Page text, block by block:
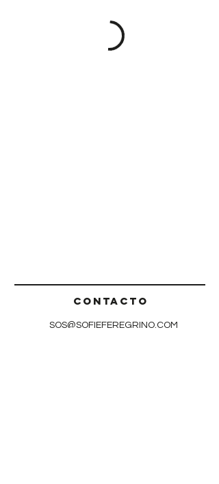
CONTACTo
SOS@SOFIEFEREGRINO.COM